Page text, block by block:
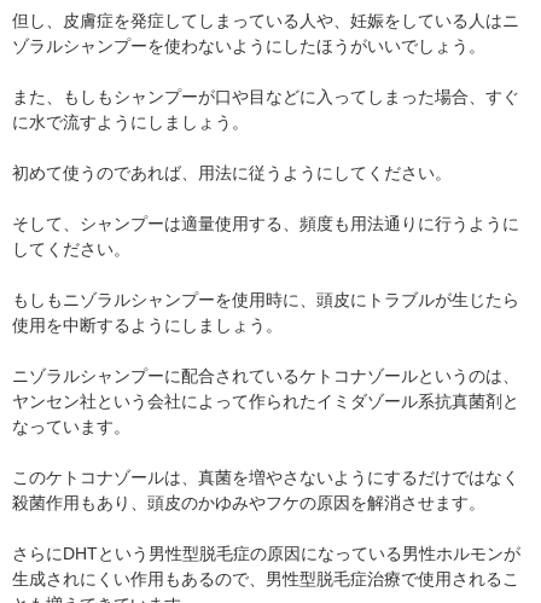
但し、皮膚症を発症してしまっている人や、妊娠をしている人はニ
ゾラルシャンプーを使わないようにしたほうがいいでしょう。
また、もしもシャンプーが口や目などに入ってしまった場合、すぐ
に水で流すようにしましょう。
初めて使うのであれば、用法に従うようにしてください。
そして、シャンプーは適量使用する、頻度も用法通りに行うように
してください。
もしもニゾラルシャンプーを使用時に、頭皮にトラブルが生じたら
使用を中断するようにしましょう。
ニゾラルシャンプーに配合されているケトコナゾールというのは、
ヤンセン社という会社によって作られたイミダゾール系抗真菌剤と
なっています。
このケトコナゾールは、真菌を増やさないようにするだけではなく
殺菌作用もあり、頭皮のかゆみやフケの原因を解消させます。
さらにDHTという男性型脱毛症の原因になっている男性ホルモンが
生成されにくい作用もあるので、男性型脱毛症治療で使用されるこ